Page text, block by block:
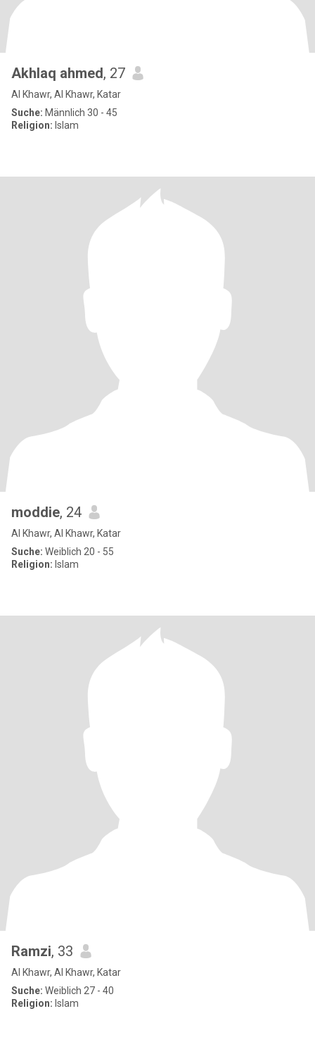
Akhlaq ahmed, 27
Al Khawr, Al Khawr, Katar
Suche: Männlich 30 - 45
Religion: Islam
moddie, 24
Al Khawr, Al Khawr, Katar
Suche: Weiblich 20 - 55
Religion: Islam
Ramzi, 33
Al Khawr, Al Khawr, Katar
Suche: Weiblich 27 - 40
Religion: Islam